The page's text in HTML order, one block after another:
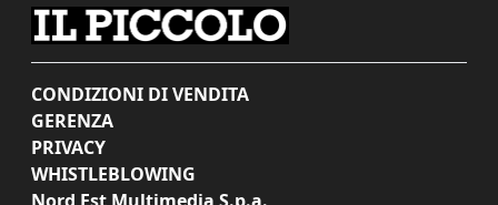
CONDIZIONI DI VENDITA
GERENZA
PRIVACY
WHISTLEBLOWING